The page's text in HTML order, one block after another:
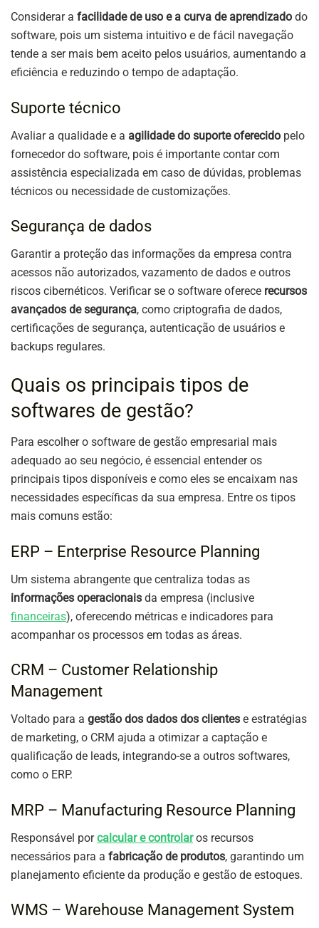
Considerar a facilidade de uso e a curva de aprendizado do
software, pois um sistema intuitivo e de fácil navegação
tende a ser mais bem aceito pelos usuários, aumentando a
eficiência e reduzindo o tempo de adaptação.
Suporte técnico
Avaliar a qualidade e a agilidade do suporte oferecido pelo
fornecedor do software, pois é importante contar com
assistência especializada em caso de dúvidas, problemas
técnicos ou necessidade de customizações.
Segurança de dados
Garantir a proteção das informações da empresa contra
acessos não autorizados, vazamento de dados e outros
riscos cibernéticos. Verificar se o software oferece recursos
avançados de segurança, como criptografia de dados,
certificações de segurança, autenticação de usuários e
backups regulares.
Quais os principais tipos de
softwares de gestão?
Para escolher o software de gestão empresarial mais
adequado ao seu negócio, é essencial entender os
principais tipos disponíveis e como eles se encaixam nas
necessidades específicas da sua empresa. Entre os tipos
mais comuns estão:
ERP – Enterprise Resource Planning
Um sistema abrangente que centraliza todas as
informações operacionais da empresa (inclusive
financeiras), oferecendo métricas e indicadores para
acompanhar os processos em todas as áreas.
CRM – Customer Relationship
Management
Voltado para a gestão dos dados dos clientes e estratégias
de marketing, o CRM ajuda a otimizar a captação e
qualificação de leads, integrando-se a outros softwares,
como o ERP.
MRP – Manufacturing Resource Planning
Responsável porcalcular e controlaros recursos
necessários para a fabricação de produtos, garantindo um
planejamento eficiente da produção e gestão de estoques.
WMS – Warehouse Management System